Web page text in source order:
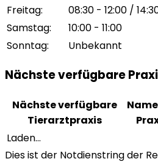
Freitag:
08:30 - 12:00 /
Samstag:
10:00 - 11:00
Sonntag: Unbekannt
Nächste verfügbare
Nächste verfügbare
Tierarztpraxis
Laden...
Dies ist der Notdienstring der